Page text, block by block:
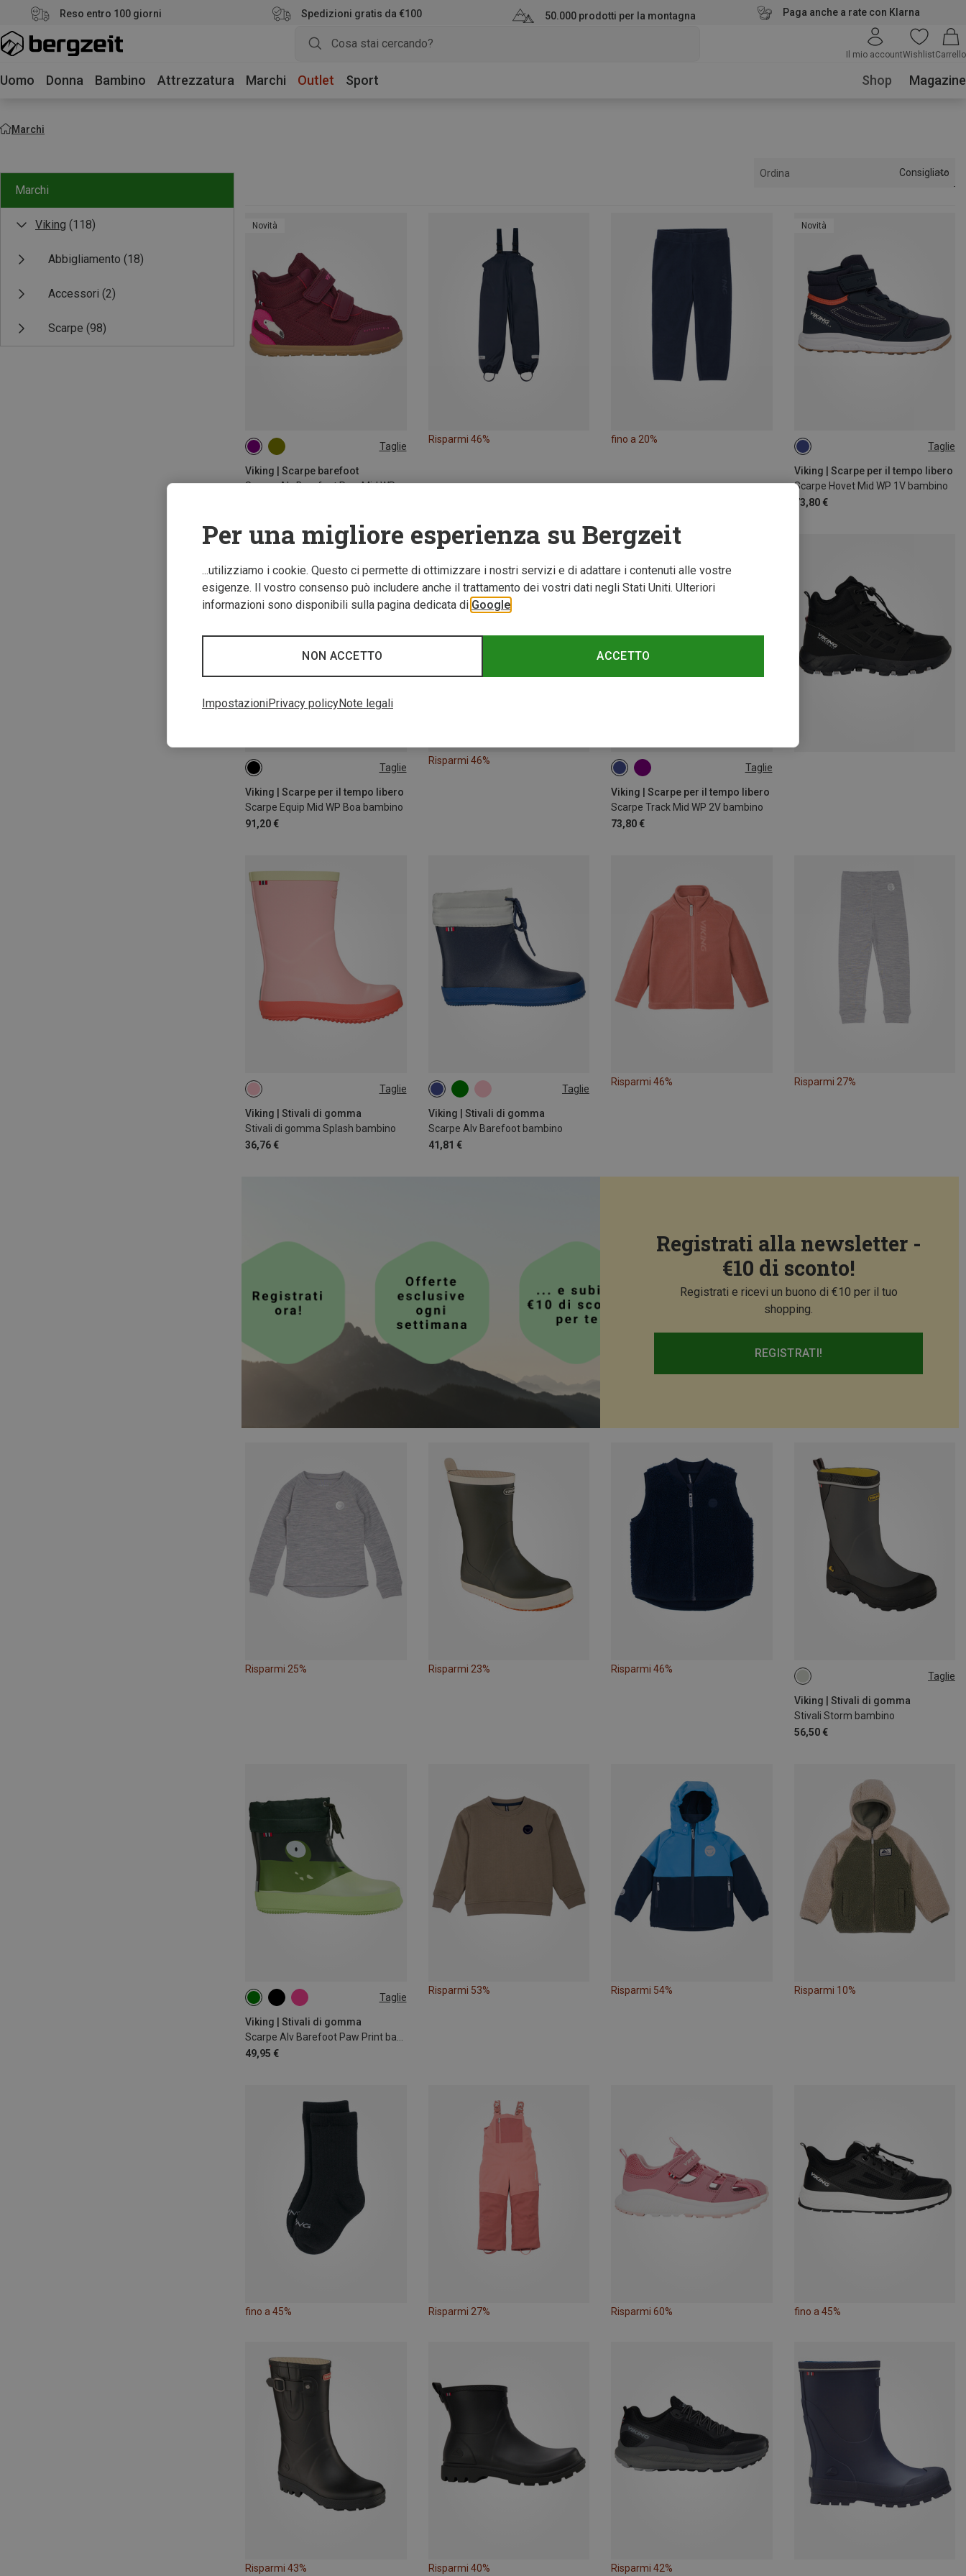
Reso entro 100 giorni Spedizioni gratis da €100 50.000 prodotti per la montagna Paga anche a rate con Klarna
Il mio accountWishlistCarrello
Uomo Donna Bambino Attrezzatura Marchi Outlet Sport Shop Magazine
Marchi
Marchi
Viking (118)
Abbigliamento (18)
Accessori (2)
Scarpe (98)
Ordina Consigliato
Novità
Taglie
Viking | Scarpe barefoot
Scarpe Alv Barefoot Paw Mid WP 2V bambino
Risparmi 46% fino a 20%
Novità
Taglie
Viking | Scarpe per il tempo libero
Scarpe Hovet Mid WP 1V bambino
73,80 €
Novità
Taglie
Viking | Scarpe per il tempo libero
Scarpe Equip Mid WP Boa bambino
91,20 €
Risparmi 46%
Taglie
Viking | Scarpe per il tempo libero
Scarpe Track Mid WP 2V bambino
73,80 €
Taglie
Viking | Stivali di gomma
Stivali di gomma Splash bambino
36,76 €
Taglie
Viking | Stivali di gomma
Scarpe Alv Barefoot bambino
41,81 €
Risparmi 46% Risparmi 27%
Registrati alla newsletter -
€10 di sconto!
Registrati e ricevi un buono di €10 per il tuo
shopping.
REGISTRATI!
Risparmi 25% Risparmi 23% Risparmi 46%
Taglie
Viking | Stivali di gomma
Stivali Storm bambino
56,50 €
Taglie
Viking | Stivali di gomma
Scarpe Alv Barefoot Paw Print bambino
49,95 €
Risparmi 53% Risparmi 54% Risparmi 10%
fino a 45% Risparmi 27% Risparmi 60% fino a 45%
Risparmi 43% Risparmi 40% Risparmi 42%
Per una migliore esperienza su Bergzeit
...utilizziamo i cookie. Questo ci permette di ottimizzare i nostri servizi e di adattare i contenuti alle vostre
esigenze. Il vostro consenso può includere anche il trattamento dei vostri dati negli Stati Uniti. Ulteriori
informazioni sono disponibili sulla pagina dedicata di Google
ACCETTO
NON ACCETTO
ImpostazioniPrivacy policyNote legali